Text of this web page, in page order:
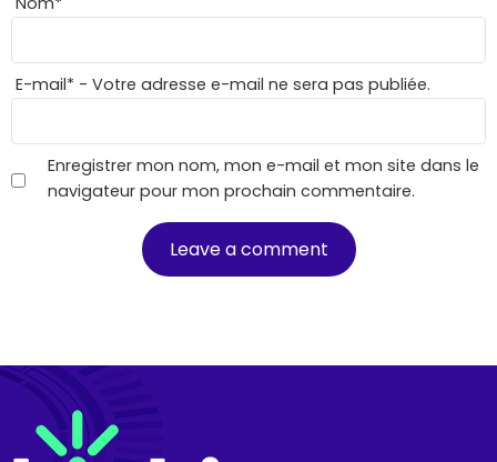
E-mail* - Votre adresse e-mail ne sera pas publiée.
Enregistrer mon nom, mon e-mail et mon site dans le
navigateur pour mon prochain commentaire.